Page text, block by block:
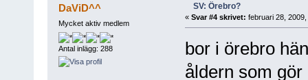
DaViD^^
Mycket aktiv medlem
Antal inlägg: 288
SV: Örebro?
« Svar #4 skrivet: februari 28,
bor i örebro
åldern som